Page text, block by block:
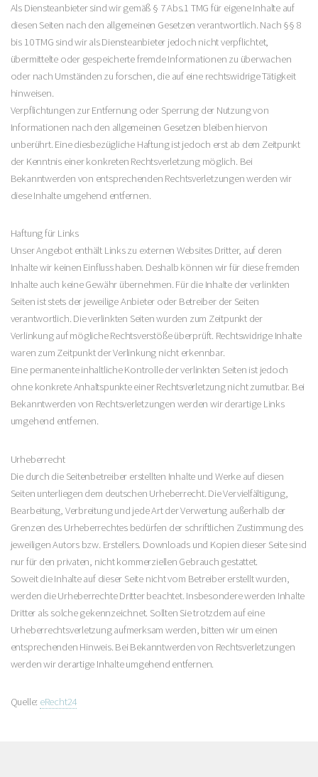
Als Diensteanbieter sind wir gemäß § 7 Abs.1 TMG für eigene Inhalte auf
diesen Seiten nach den allgemeinen Gesetzen verantwortlich. Nach §§ 8
bis 10 TMG sind wir als Diensteanbieter jedoch nicht verpflichtet,
übermittelte oder gespeicherte fremde Informationen zu überwachen
oder nach Umständen zu forschen, die auf eine rechtswidrige Tätigkeit
hinweisen.
Verpflichtungen zur Entfernung oder Sperrung der Nutzung von
Informationen nach den allgemeinen Gesetzen bleiben hiervon
unberührt. Eine diesbezügliche Haftung ist jedoch erst ab dem Zeitpunkt
der Kenntnis einer konkreten Rechtsverletzung möglich. Bei
Bekanntwerden von entsprechenden Rechtsverletzungen werden wir
diese Inhalte umgehend entfernen.
Haftung für Links
Unser Angebot enthält Links zu externen Websites Dritter, auf deren
Inhalte wir keinen Einfluss haben. Deshalb können wir für diese fremden
Inhalte auch keine Gewähr übernehmen. Für die Inhalte der verlinkten
Seiten ist stets der jeweilige Anbieter oder Betreiber der Seiten
verantwortlich. Die verlinkten Seiten wurden zum Zeitpunkt der
Verlinkung auf mögliche Rechtsverstöße überprüft. Rechtswidrige Inhalte
waren zum Zeitpunkt der Verlinkung nicht erkennbar.
Eine permanente inhaltliche Kontrolle der verlinkten Seiten ist jedoch
ohne konkrete Anhaltspunkte einer Rechtsverletzung nicht zumutbar. Bei
Bekanntwerden von Rechtsverletzungen werden wir derartige Links
umgehend entfernen.
Urheberrecht
Die durch die Seitenbetreiber erstellten Inhalte und Werke auf diesen
Seiten unterliegen dem deutschen Urheberrecht. Die Vervielfältigung,
Bearbeitung, Verbreitung und jede Art der Verwertung außerhalb der
Grenzen des Urheberrechtes bedürfen der schriftlichen Zustimmung des
jeweiligen Autors bzw. Erstellers. Downloads und Kopien dieser Seite sind
nur für den privaten, nicht kommerziellen Gebrauch gestattet.
Soweit die Inhalte auf dieser Seite nicht vom Betreiber erstellt wurden,
werden die Urheberrechte Dritter beachtet. Insbesondere werden Inhalte
Dritter als solche gekennzeichnet. Sollten Sie trotzdem auf eine
Urheberrechtsverletzung aufmerksam werden, bitten wir um einen
entsprechenden Hinweis. Bei Bekanntwerden von Rechtsverletzungen
werden wir derartige Inhalte umgehend entfernen.
Quelle: eRecht24